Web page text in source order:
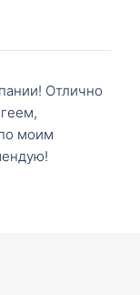
Отлично
моим